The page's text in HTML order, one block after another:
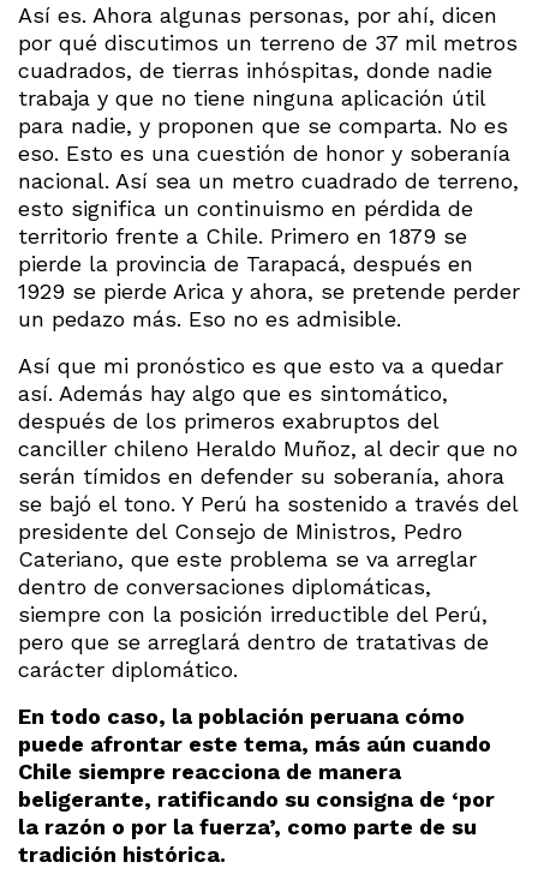
Así es. Ahora algunas personas, por ahí, dicen
por qué discutimos un terreno de 37 mil metros
cuadrados, de tierras inhóspitas, donde nadie
trabaja y que no tiene ninguna aplicación útil
para nadie, y proponen que se comparta. No es
eso. Esto es una cuestión de honor y soberanía
nacional. Así sea un metro cuadrado de terreno,
esto significa un continuismo en pérdida de
territorio frente a Chile. Primero en 1879 se
pierde la provincia de Tarapacá, después en
1929 se pierde Arica y ahora, se pretende perder
un pedazo más. Eso no es admisible.
Así que mi pronóstico es que esto va a quedar
así. Además hay algo que es sintomático,
después de los primeros exabruptos del
canciller chileno Heraldo Muñoz, al decir que no
serán tímidos en defender su soberanía, ahora
se bajó el tono. Y Perú ha sostenido a través del
presidente del Consejo de Ministros, Pedro
Cateriano, que este problema se va arreglar
dentro de conversaciones diplomáticas,
siempre con la posición irreductible del Perú,
pero que se arreglará dentro de tratativas de
carácter diplomático.
En todo caso, la población peruana cómo
puede afrontar este tema, más aún cuando
Chile siempre reacciona de manera
beligerante, ratificando su consigna de ‘por
la razón o por la fuerza’, como parte de su
tradición histórica.